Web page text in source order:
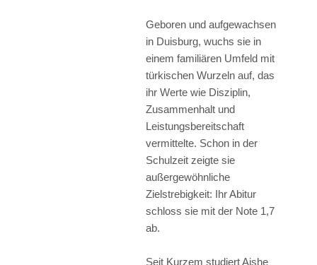
Geboren und aufgewachsen
in Duisburg, wuchs sie in
einem familiären Umfeld mit
türkischen Wurzeln auf, das
ihr Werte wie Disziplin,
Zusammenhalt und
Leistungsbereitschaft
vermittelte. Schon in der
Schulzeit zeigte sie
außergewöhnliche
Zielstrebigkeit: Ihr Abitur
schloss sie mit der Note 1,7
ab.
Seit Kurzem studiert Aishe